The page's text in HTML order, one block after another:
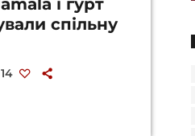
і гурт
спільну
14